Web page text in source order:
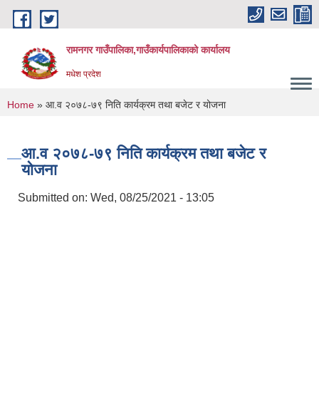
Skip to main content
रामनगर गाउँपालिका,गाउँकार्यपालिकाको कार्यालय
मधेश प्रदेश
You are here
Home » आ.व २०७८-७९ निति कार्यक्रम तथा बजेट र योजना
आ.व २०७८-७९ निति कार्यक्रम तथा बजेट र
योजना
Submitted on: Wed, 08/25/2021 - 13:05